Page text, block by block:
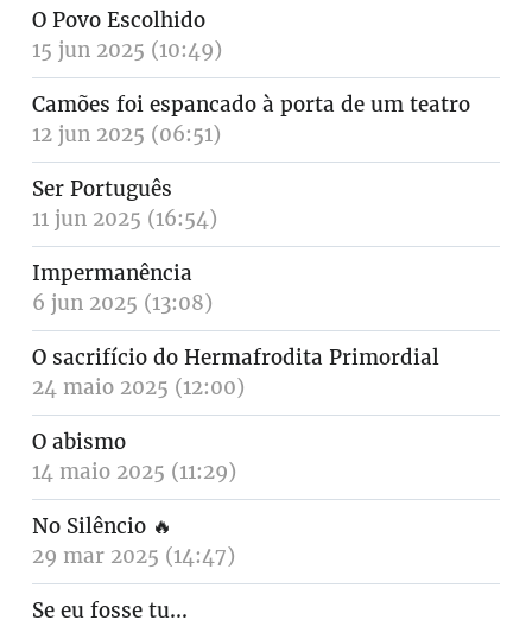
O Povo Escolhido
15 jun 2025 (10:49)
Camões foi espancado à porta de um teatro
12 jun 2025 (06:51)
Ser Português
11 jun 2025 (16:54)
Impermanência
6 jun 2025 (13:08)
O sacrifício do Hermafrodita Primordial
24 maio 2025 (12:00)
O abismo
14 maio 2025 (11:29)
No Silêncio 🔥
29 mar 2025 (14:47)
Se eu fosse tu...